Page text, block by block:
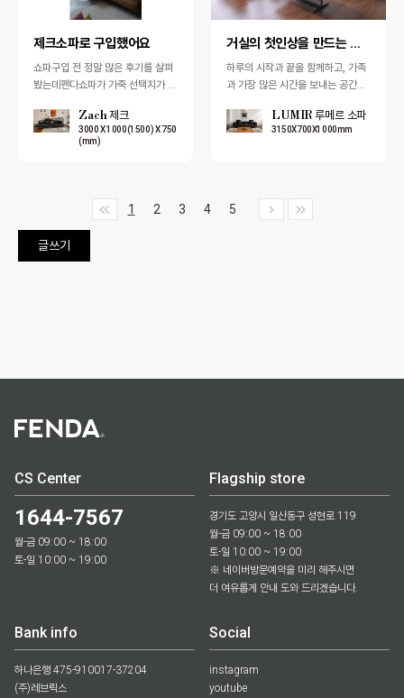
제크소파로 구입했어요
쇼파구입 전 정말 많은 후기를 살펴
봤는데펜다쇼파가 가죽 선택지가 다
검색을 해봤는데 저희 동네에 매장
이 있더라구…
Zach 제크
3000 X 1000(1500) X 750
(mm)
거실의 첫인상을 만드는 것은 소파입니다.
하루의 시작과 끝을 함께하고, 가족
과 가장 많은 시간을 보내는 공간인
두 갖춰야 합니다. 몸을 안정감 있게
받쳐…
LUMIR 루메르 소파
3150X700X1000mm
1 2 3 4 5
글쓰기
CS Center
1644-7567
월-금 09:00 ~ 18:00
토-일 10:00 ~ 19:00
Flagship store
경기도 고양시 일산동구 성현로 119
월-금 09:00 ~ 18:00
토-일 10:00 ~ 19:00
※ 네이버방문예약을 미리 해주시면
더 여유롭게 안내 도와 드리겠습니다.
Bank info
하나은행 475-910017-37204
(주)레브릭스
Social
instagram
youtube